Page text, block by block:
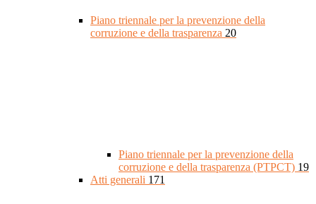
Piano triennale per la prevenzione della
corruzione e della trasparenza 20
Piano triennale per la prevenzione della
corruzione e della trasparenza (PTPCT) 19
Atti generali 171